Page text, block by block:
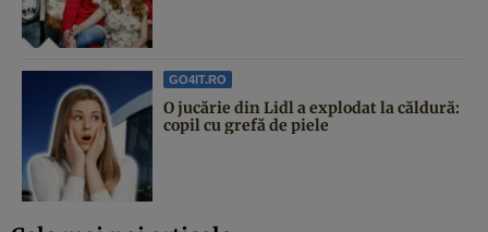
GO4IT.RO
O jucărie din Lidl a explodat la căldură:
copil cu grefă de piele